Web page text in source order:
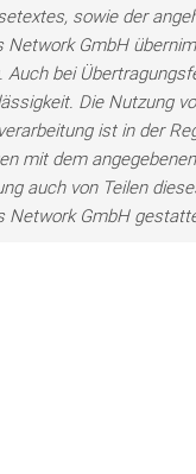
sowie der
Network GmbH
bei
Die Nutzung
ist in der
mit dem
auch von Teilen
Network GmbH